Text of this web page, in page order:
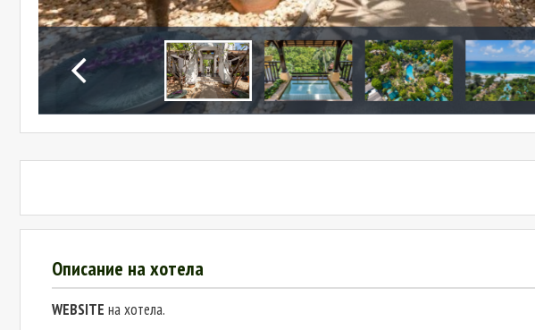
Описание на хотела
WEBSITE на хотела.